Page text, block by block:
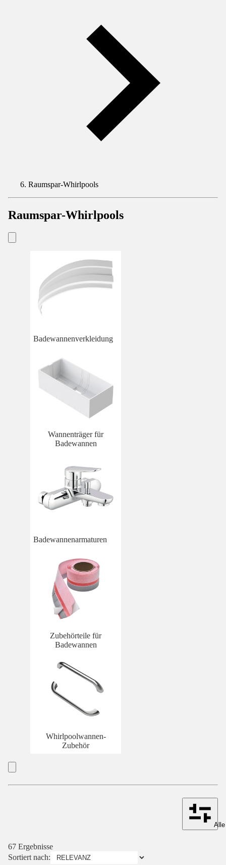
Raumspar-Whirlpools
Raumspar-Whirlpools
Badewannenverkleidung
Wannenträger für
Badewannen
Badewannenarmaturen
Zubehörteile für
Badewannen
Whirlpoolwannen-
Zubehör
67 Ergebnisse
Sortiert nach: